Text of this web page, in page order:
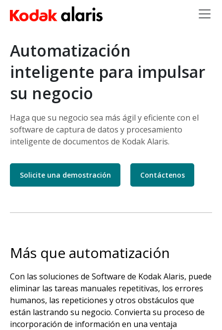
Skip to main content
Automatización
inteligente para impulsar
su negocio
Haga que su negocio sea más ágil y eficiente con el
software de captura de datos y procesamiento
inteligente de documentos de Kodak Alaris.
Solicite una demostración Contáctenos
Más que automatización
Con las soluciones de Software de Kodak Alaris, puede
eliminar las tareas manuales repetitivas, los errores
humanos, las repeticiones y otros obstáculos que
están lastrando su negocio. Convierta su proceso de
incorporación de información en una ventaja